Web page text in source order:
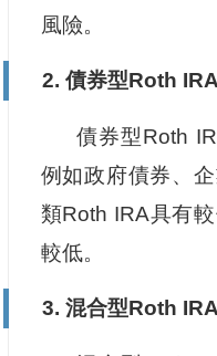
風險。
2. 債券型Roth IRA
債券型Roth
例如政府債券、
類Roth IRA具有
較低。
3. 混合型Roth IRA